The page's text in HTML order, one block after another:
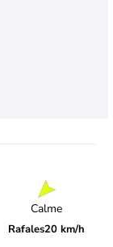
Calme
Rafales20 km/h